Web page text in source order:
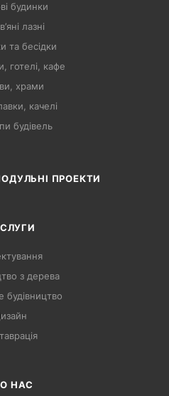
будинки
лазні
та бесідки
готелі, кафе
храми
качелі
будівель
ПРОЕКТИ
з дерева
будівництво
НАС